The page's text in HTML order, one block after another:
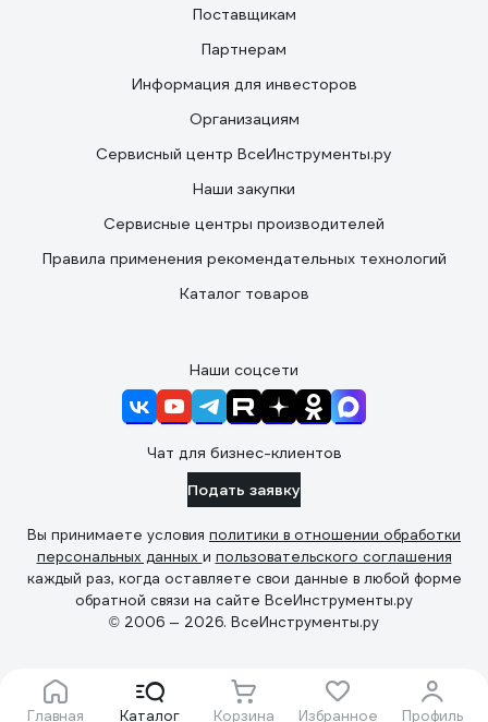
Главная Каталог Корзина Избранное Профиль
Поставщикам
Партнерам
Информация для инвесторов
Организациям
Сервисный центр ВсеИнструменты.ру
Наши закупки
Сервисные центры производителей
Правила применения рекомендательных технологий
Каталог товаров
Наши соцсети
Чат для бизнес-клиентов
Подать заявку
Вы принимаете условия политики в отношении обработки
персональных данных и пользовательского соглашения
каждый раз, когда оставляете свои данные в любой форме
обратной связи на сайте ВсеИнструменты.ру
© 2006 — 2026. ВсеИнструменты.ру